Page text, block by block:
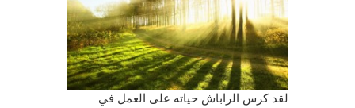
لقد كرس الراباش حياته على العمل في